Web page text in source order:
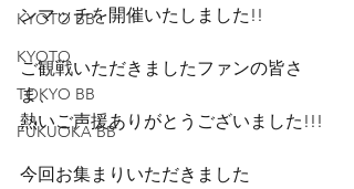
KYOTO BB
KYOTO
TOKYO BB
FUKUOKA BB
ンマッチを開催いたしました!!
ご観戦いただきましたファンの皆さ
ま、
熱いご声援ありがとうございました!!!
今回お集まりいただきました